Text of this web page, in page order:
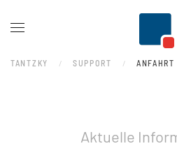
TANTZKY SUPPORT ANFAHRT
Aktuelle